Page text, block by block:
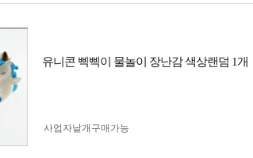
유니콘 삑삑이 물놀이 장난감 색상랜덤 1개
사업자 낱개구매가능